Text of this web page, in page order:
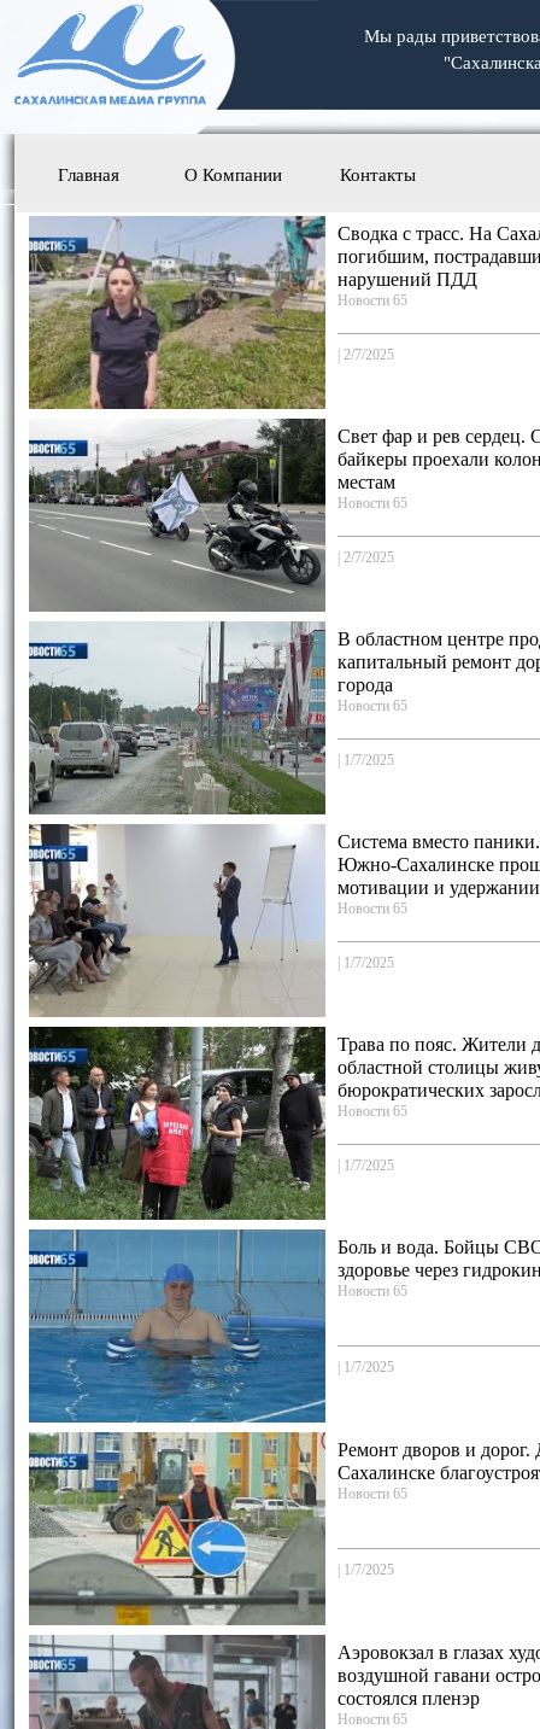
Мы рады
Главная О Компании Контакты
Сводка с трасс. На
погибшим,
нарушений ПДД
Новости 65
2/7/2025
Свет фар и рев сердец.
байкеры проехали
местам
Новости 65
2/7/2025
В областном центре
капитальный ремонт
города
Новости 65
1/7/2025
Система вместо
Южно‑Сахалинске
мотивации и
Новости 65
1/7/2025
Трава по пояс. Жители
областной столицы
бюрократических
Новости 65
1/7/2025
Боль и вода. Бойцы
здоровье через
Новости 65
1/7/2025
Ремонт дворов и
Сахалинске
Новости 65
1/7/2025
Аэровокзал в глазах
воздушной гавани
состоялся пленэр
Новости 65